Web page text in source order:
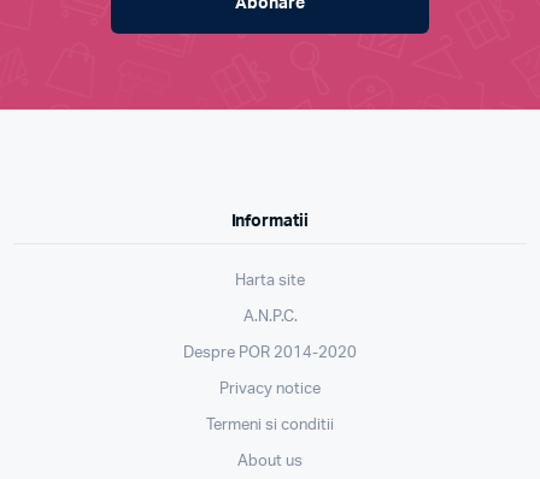
Informatii
Harta site
A.N.P.C.
Despre POR 2014-2020
Privacy notice
Termeni si conditii
About us